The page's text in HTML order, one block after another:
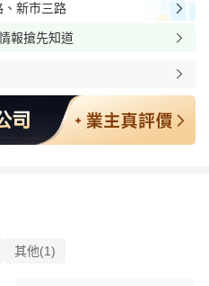
、新市三路
報搶先知道
其他(1)